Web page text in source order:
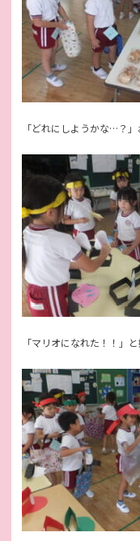
「どれにしようかな…？
「マリオになれた！！」